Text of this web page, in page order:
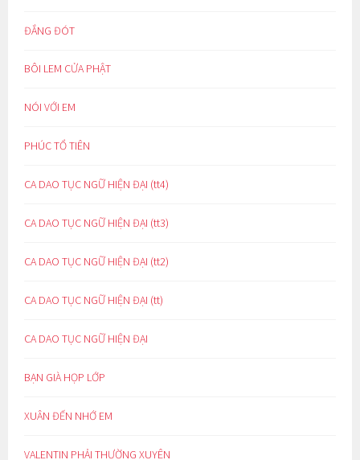
ĐẮNG ĐÓT
BÔI LEM CỬA PHẬT
NÓI VỚI EM
PHÚC TỔ TIÊN
CA DAO TỤC NGỮ HIỆN ĐẠI (tt4)
CA DAO TỤC NGỮ HIỆN ĐẠI (tt3)
CA DAO TỤC NGỮ HIỆN ĐẠI (tt2)
CA DAO TỤC NGỮ HIỆN ĐẠI (tt)
CA DAO TỤC NGỮ HIỆN ĐẠI
BẠN GIÀ HỌP LỚP
XUÂN ĐẾN NHỚ EM
VALENTIN PHẢI THƯỜNG XUYÊN